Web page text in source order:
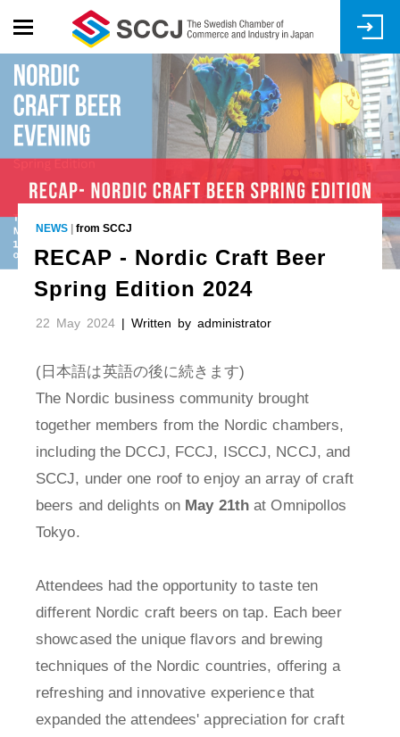
content
NEWS from SCCJ
RECAP - Nordic Craft Beer
Spring Edition 2024
22 May 2024 | Written by administrator
(日本語は英語の後に続きます)
The Nordic business community brought
together members from the Nordic chambers,
including the DCCJ, FCCJ, ISCCJ, NCCJ, and
SCCJ, under one roof to enjoy an array of craft
beers and delights on May 21th at Omnipollos
Tokyo.
Attendees had the opportunity to taste ten
different Nordic craft beers on tap. Each beer
showcased the unique flavors and brewing
techniques of the Nordic countries, offering a
refreshing and innovative experience that
expanded the attendees' appreciation for craft